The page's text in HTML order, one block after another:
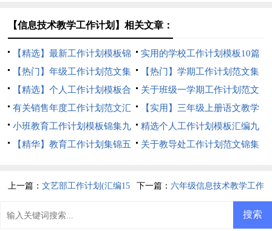
【信息技术教学工作计划】相关文章：
【精选】最新工作计划模板锦
集八篇
实用的学校工作计划模板10篇
【热门】年级工作计划范文集
合八篇
【热门】学期工作计划范文集
锦8篇
【精选】个人工作计划模板合
集7篇
关于班级一学期工作计划范文
锦集九篇
有关销售年度工作计划范文汇
总九篇
【实用】三年级上册语文教学
工作计划3篇
小班教育工作计划模板锦集九
篇
精选个人工作计划模板汇编九
篇
【精华】教育工作计划集锦五
关于教导处工作计划范文锦集
上一篇：文艺部工作计划(汇编15 下一篇： 六年级信息技术教学工作